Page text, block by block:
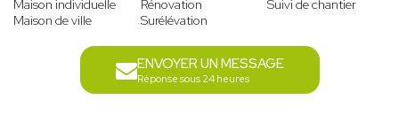
Maison individuelle
Maison de ville
Rénovation
Surélévation
Suivi de chantier
ENVOYER UN MESSAGE
Réponse sous 24 heures